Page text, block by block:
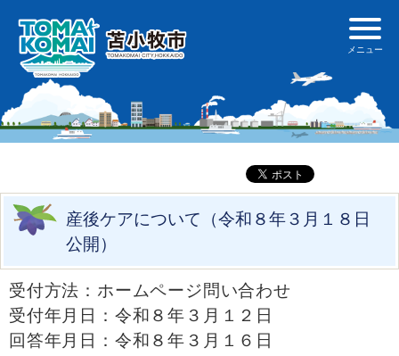
産後ケアについて（令和８年３月１８日
公開）
受付方法：ホームページ問い合わせ
受付年月日：令和８年３月１２日
回答年月日：令和８年３月１６日